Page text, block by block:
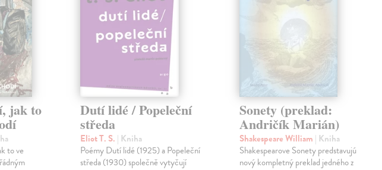
jak to
to ve
Dutí lidé / Popeleční
středa
Eliot T. S. | Kniha
Poémy Dutí lidé (1925) a Popeleční
středa (1930) společně vytyčují
Sonety (preklad:
Andričík Marián)
Shakespeare William | Kniha
Shakespearove Sonety predstavujú
nový kompletný preklad jedného z